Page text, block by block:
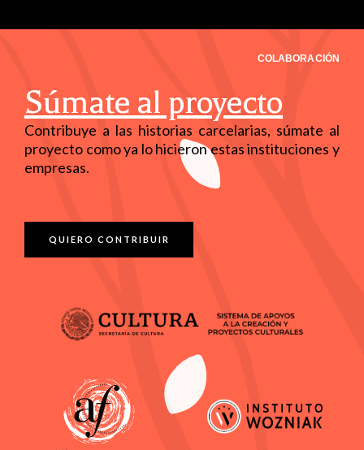
COLABORACIÓN
Súmate al proyecto
Contribuye a las historias carcelarias, súmate al
proyecto como ya lo hicieron estas instituciones y
empresas.
QUIERO CONTRIBUIR